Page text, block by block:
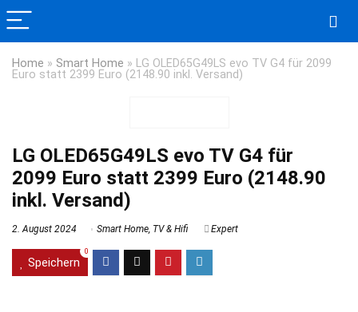
Home » Smart Home » LG OLED65G49LS evo TV G4 für 2099
Euro statt 2399 Euro (2148.90 inkl. Versand)
LG OLED65G49LS evo TV G4 für
2099 Euro statt 2399 Euro (2148.90
inkl. Versand)
2. August 2024 Smart Home, TV & Hifi Expert
Speichern
0